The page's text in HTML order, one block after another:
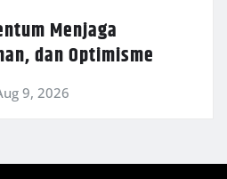
Menjaga
dan Optimisme
9, 2026